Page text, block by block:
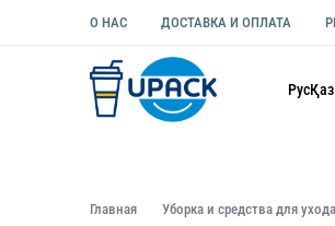
О НАС ДОСТАВКА И ОПЛАТА
РусҚаз
Главная Уборка и средства для ухода